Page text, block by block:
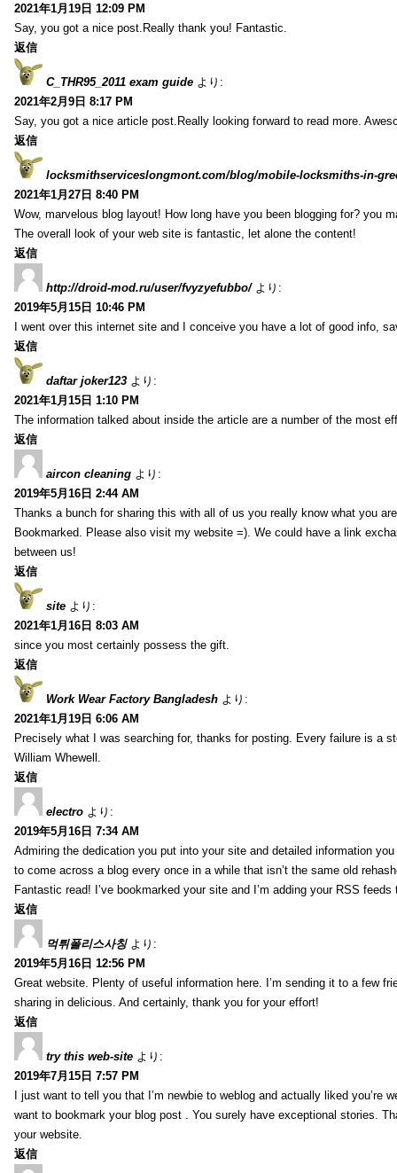
2021年1月19日 12:09 PM
Say, you got a nice post.Really thank you! Fantastic.
返信
C_THR95_2011 exam guide より:
2021年2月9日 8:17 PM
Say, you got a nice article post.Really looking forward to read more.
返信
locksmithserviceslongmont.com/blog/mobile-locksmiths-in-
2021年1月27日 8:40 PM
Wow, marvelous blog layout! How long have you been blogging for? you
The overall look of your web site is fantastic, let alone the content!
返信
http://droid-mod.ru/user/fvyzyefubbo/ より:
2019年5月15日 10:46 PM
I went over this internet site and I conceive you have a lot of good info,
返信
daftar joker123 より:
2021年1月15日 1:10 PM
The information talked about inside the article are a number of the most
返信
aircon cleaning より:
2019年5月16日 2:44 AM
Thanks a bunch for sharing this with all of us you really know what you
Bookmarked. Please also visit my website =). We could have a link
between us!
返信
site より:
2021年1月16日 8:03 AM
since you most certainly possess the gift.
返信
Work Wear Factory Bangladesh より:
2021年1月19日 6:06 AM
Precisely what I was searching for, thanks for posting. Every failure is a
William Whewell.
返信
electro より:
2019年5月16日 7:34 AM
Admiring the dedication you put into your site and detailed information you
to come across a blog every once in a while that isn’t the same old
Fantastic read! I’ve bookmarked your site and I’m adding your RSS
返信
먹튀폴리스사칭 より:
2019年5月16日 12:56 PM
Great website. Plenty of useful information here. I’m sending it to a few
sharing in delicious. And certainly, thank you for your effort!
返信
try this web-site より:
2019年7月15日 7:57 PM
I just want to tell you that I’m newbie to weblog and actually liked you’re
want to bookmark your blog post . You surely have exceptional stories.
your website.
返信